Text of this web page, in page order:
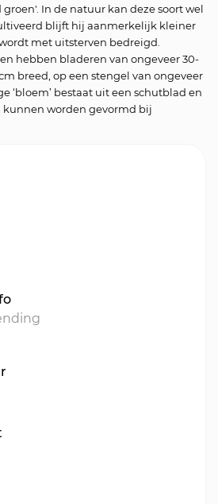
In de natuur kan deze soort wel
blijft hij aanmerkelijk kleiner
met uitsterven bedreigd.
hebben bladeren van ongeveer 30-
breed, op een stengel van ongeveer
‘bloem’ bestaat uit een schutblad en
kunnen worden gevormd bij